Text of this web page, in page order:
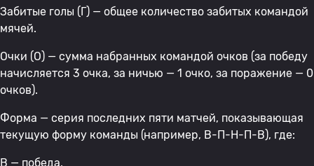
Забитые голы (Г) — общее количество забитых командой
мячей.
Очки (О) — сумма набранных командой очков (за победу
начисляется 3 очка, за ничью — 1 очко, за поражение — 0
очков).
Форма — серия последних пяти матчей, показывающая
текущую форму команды (например, В-П-Н-П-В), где:
В — победа,